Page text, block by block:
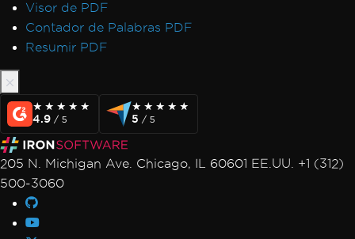
Visor de PDF
Contador de Palabras PDF
Resumir PDF
★★★★★
★★★★★
4.9 / 5
★★★★★
★★★★★
5 / 5
205 N. Michigan Ave. Chicago, IL 60601 EE.UU. +1 (312)
500-3060